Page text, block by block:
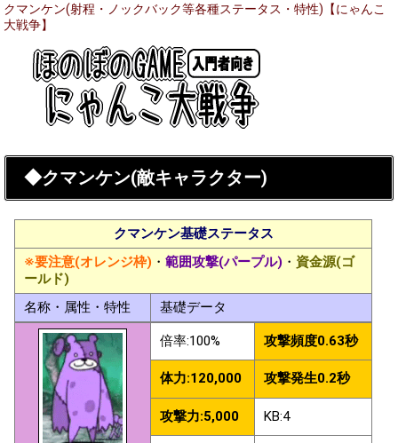
クマンケン(射程・ノックバック等各種ステータス・特性)【にゃんこ
大戦争】
◆クマンケン(敵キャラクター)
クマンケン基礎ステータス
※要注意(オレンジ枠) ・ 範囲攻撃(パープル) ・ 資金源(ゴ
ールド)
名称・属性・特性
基礎データ
倍率:100% 攻撃頻度0.63秒
体力:120,000 攻撃発生0.2秒
攻撃力:5,000 KB:4